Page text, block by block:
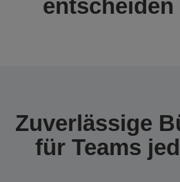
Zuverlässige
für Teams